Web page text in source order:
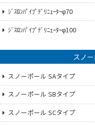
ｼﾞｽﾛﾝﾊﾟｲﾌﾟﾃﾞﾘﾆｪｰﾀｰφ70
ｼﾞｽﾛﾝﾊﾟｲﾌﾟﾃﾞﾘﾆｪｰﾀｰφ100
スノ
スノーポール SAタイプ
スノーポール SBタイプ
スノーポール SCタイプ